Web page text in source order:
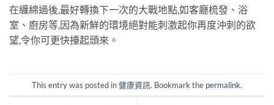
在纏綿過後,最好轉換下一次的大戰地點,如客廳梳發、浴
室、廚房等,因為新鮮的環境絕對能刺激起你再度沖刺的欲
望,令你可更快擡起頭來。
This entry was posted in健康資訊. Bookmark the permalink.